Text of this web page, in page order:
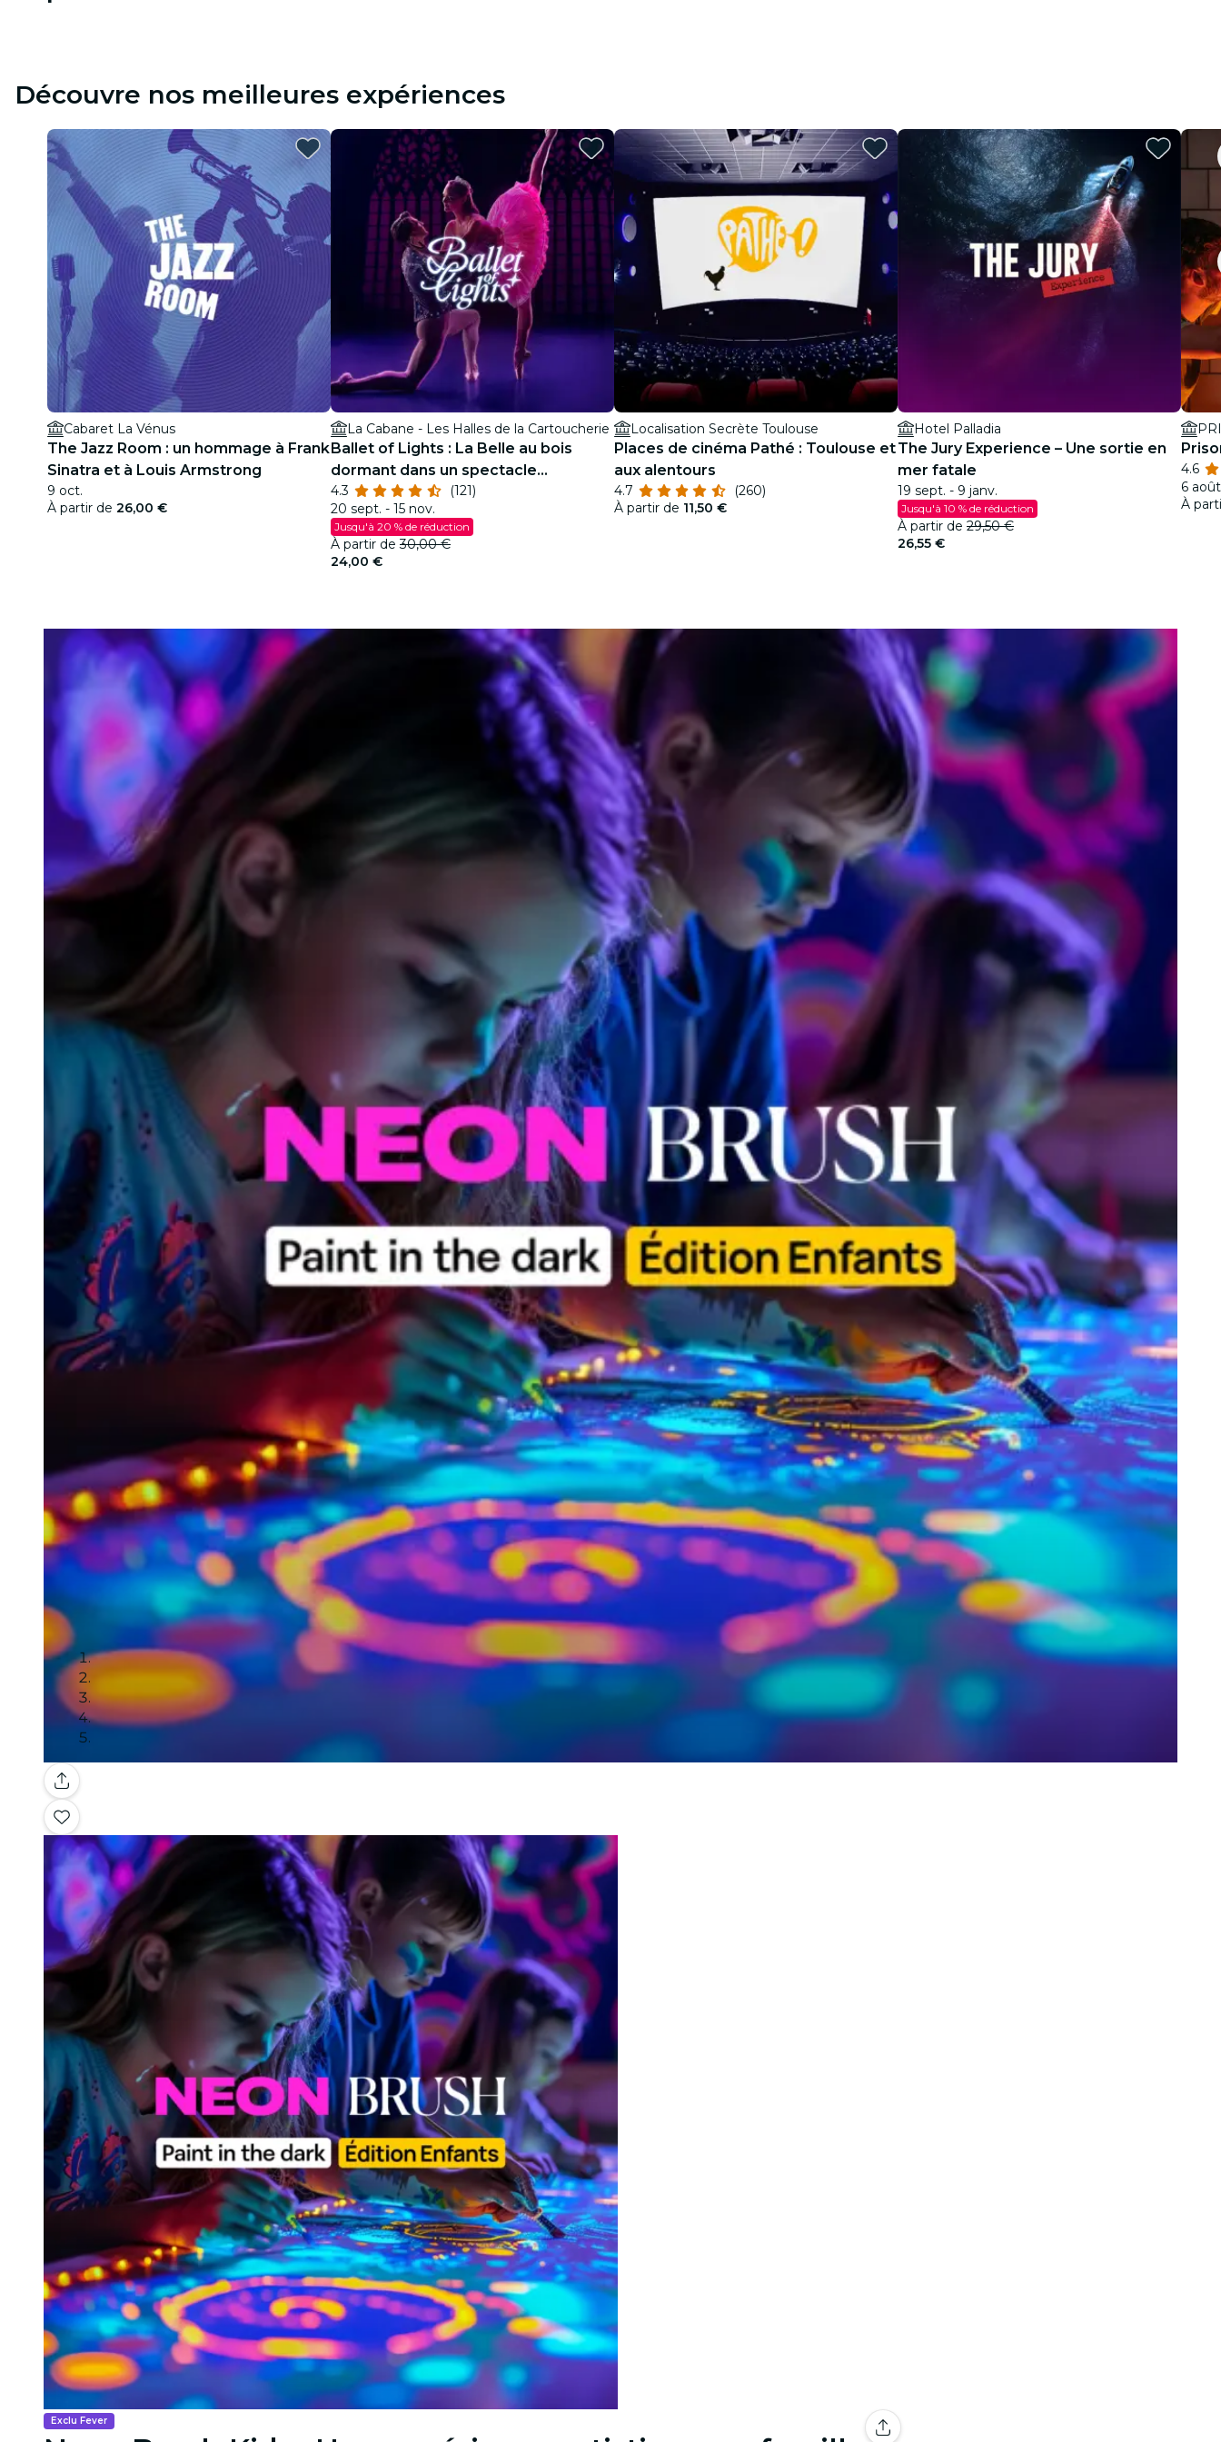
Découvre nos meilleures expériences
Cabaret La Vénus
The Jazz Room : un hommage à Frank
Sinatra et à Louis Armstrong
9 oct.
À partir de 26,00 €
La Cabane - Les Halles de la Cartoucherie
Ballet of Lights : La Belle au bois
dormant dans un spectacle
étincelant
4.3
(121)
20 sept. - 15 nov.
Jusqu'à 20 % de réduction
À partir de30,00 €
24,00 €
Localisation Secrète Toulouse
Places de cinéma Pathé : Toulouse et
aux alentours
4.7
(260)
À partir de 11,50 €
Hotel Palladia
The Jury Experience – Une sortie en
mer fatale
19 sept. - 9 janv.
Jusqu'à 10 % de réduction
À partir de 29,50 €
26,55 €
4.6
6
À
Galerie
Exclu Fever